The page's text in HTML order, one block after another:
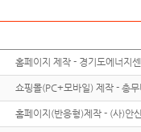
홈페이지 제작 - 경기도에너지
쇼핑몰(PC+모바일) 제작 - 총
홈페이지(반응형)제작 - (사)안